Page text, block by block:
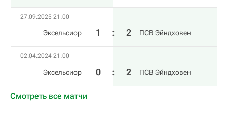
27.09.2025 21:00
Эксельсиор 1 : 2 ПСВ Эйндховен
02.04.2024 21:00
Эксельсиор 0 : 2 ПСВ Эйндховен
Смотреть все матчи